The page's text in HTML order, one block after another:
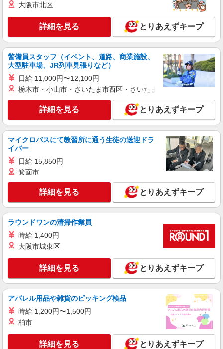
派遣社員
株式会社日本パーソナルビジネス北海道支店【HK1_284】
携帯の受付スタッフ
【時給】 未経験でも時給1800円スタート◎
【月収例】 月収33万9300円 ＝時給1800円
×8h×22日＋残(10h) ●交通費全額支給 ●残業手当
（時給×1.25） ●各種手当支給 各種社会保険完
備/年次有給休暇/昇給制度 時間外手当/制服貸与/
ど充実★
大手家電量販店 auコーナー(北海道札幌市西区)
契約社員
ソフトバンク販売契約社員【札幌市西区エリア】
家電量販店内の携帯販売スタッフ
月給 247,340円 〜 247,340円 試用期間なし ※
経験・能力による 【試用期間】時給 0 円 〜 0 円
ア】 北海道札幌市西区
キープ 詳細を見る
正社員
ソフトバンク札幌西野店
ソフトバンクショップの携帯販売スタッフ
月給 190,000円 〜 476,000円 試用期間あり 3
ヶ月 月給25万円以上 ※経験・能力による 【試用
期間】月給 190000 円 〜 476000 円
■ソフトバンク札幌西野店 北海道 札幌市西区
キープ 詳細を見る
ソフトバンク西町店
大阪市北区
詳細を見る とりあえずキープ
警備員スタッフ（イベント、道路、商業施設、
大型駐車場、JR列車見張りなど）
日給 11,000円〜12,100円
栃木市・小山市・さいたま市西区・さいたま市岩槻区・久喜市・
詳細を見る とりあえずキープ
マイクロバスにて教習所に通う生徒の送迎ドラ
イバー
日給 15,850円
箕面市
詳細を見る とりあえずキープ
ラウンドワンの清掃作業員
時給 1,400円
大阪市城東区
詳細を見る とりあえずキープ
アパレル用品や雑貨のピッキング検品
時給 1,200円〜1,500円
柏市
詳細を見る とりあえずキープ